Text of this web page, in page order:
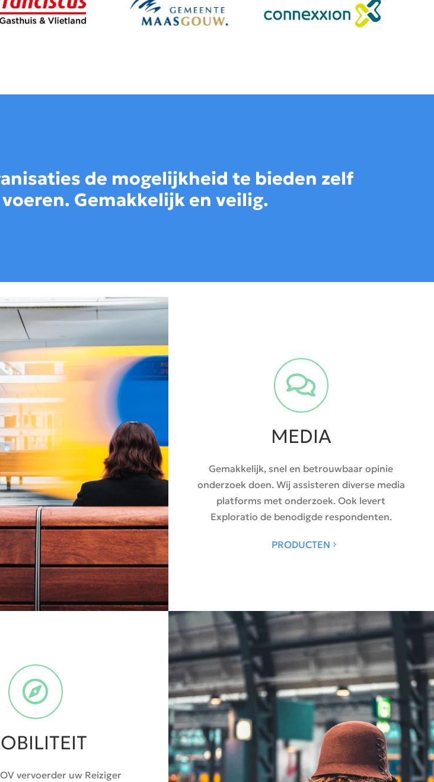
de mogelijkheid te bieden zelf
Gemakkelijk en veilig.
MEDIA
Gemakkelijk, snel en betrouwbaar opinie
onderzoek doen. Wij assisteren diverse media
platforms met onderzoek. Ook levert
Exploratio de benodigde respondenten.
PRODUCTEN
vervoerder uw Reiziger